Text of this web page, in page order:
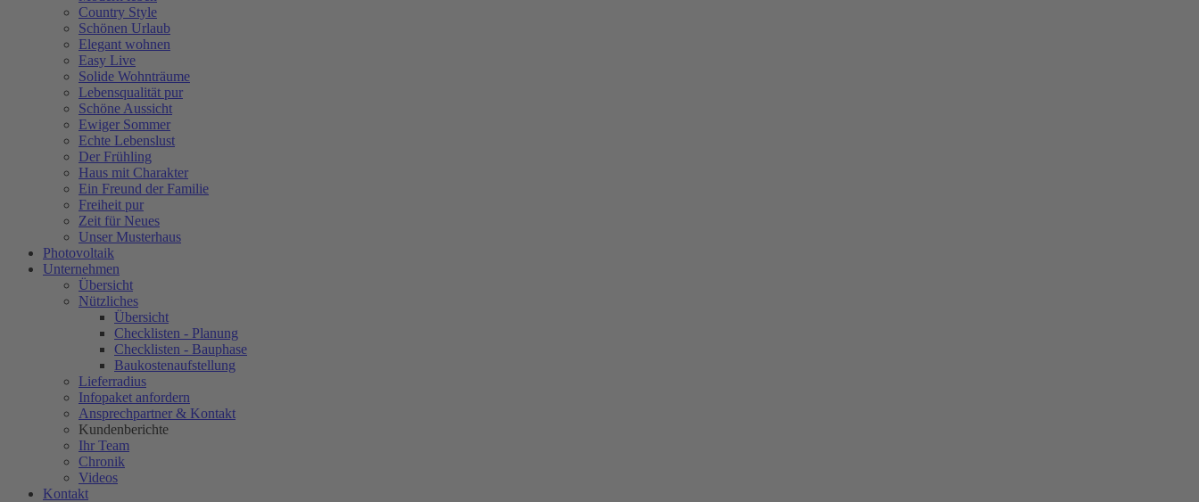
Country Style
Schönen Urlaub
Elegant wohnen
Easy Live
Solide Wohnträume
Lebensqualität pur
Schöne Aussicht
Ewiger Sommer
Echte Lebenslust
Der Frühling
Haus mit Charakter
Ein Freund der Familie
Freiheit pur
Zeit für Neues
Unser Musterhaus
Photovoltaik
Unternehmen
Übersicht
Nützliches
Übersicht
Checklisten - Planung
Checklisten - Bauphase
Baukostenaufstellung
Lieferradius
Infopaket anfordern
Ansprechpartner & Kontakt
Kundenberichte
Ihr Team
Chronik
Videos
Kontakt